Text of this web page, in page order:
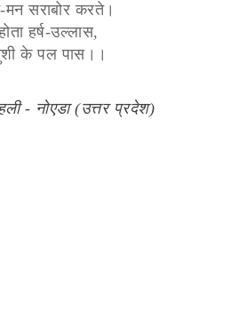
मन सराबोर करते।
हर्ष-उल्लास,
के पल पास।।
- नोएडा (उत्तर प्रदेश)